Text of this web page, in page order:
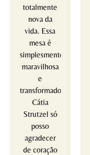
totalmente
nova da
vida. Essa
mesa é
simplesmente
maravilhosa
e
transformadora!
Cátia
Strutzel só
posso
agradecer
de coração